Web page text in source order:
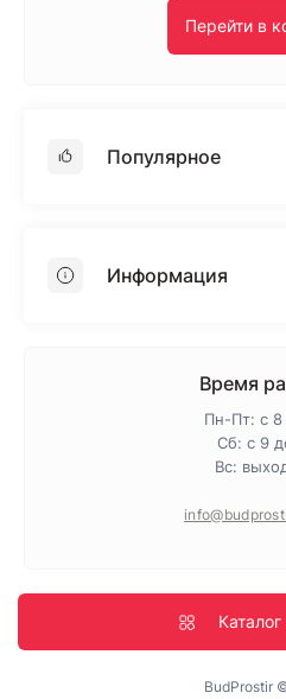
Перейти в
Популярное
ПенопластИнформация
Политика
Время
Пн-Пт: с 8
Сб: с 9
Вс:
BudProstir